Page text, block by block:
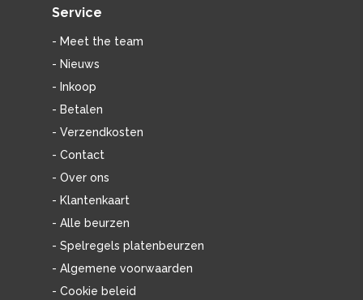
Service
- Meet the team
- Nieuws
- Inkoop
- Betalen
- Verzendkosten
- Contact
- Over ons
- Klantenkaart
- Alle beurzen
- Spelregels platenbeurzen
- Algemene voorwaarden
- Cookie beleid